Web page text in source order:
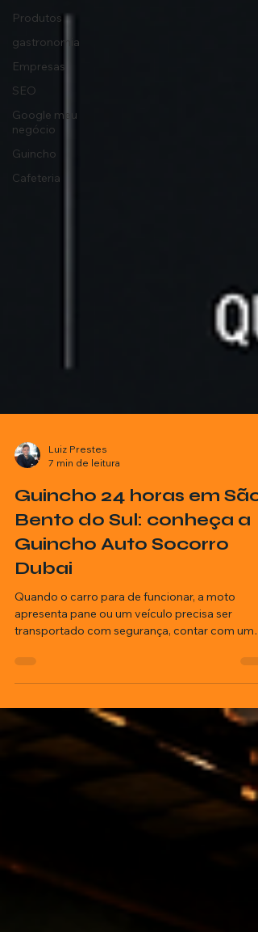
Produtos
gastronomia
Empresas
SEO
Google meu
negócio
Guincho
Cafeteria
7 min de leitura
Guincho 24 horas em São
Bento do Sul: conheça a
Guincho Auto Socorro
Dubai
Quando o carro para de funcionar, a moto
transportado com segurança, contar com um